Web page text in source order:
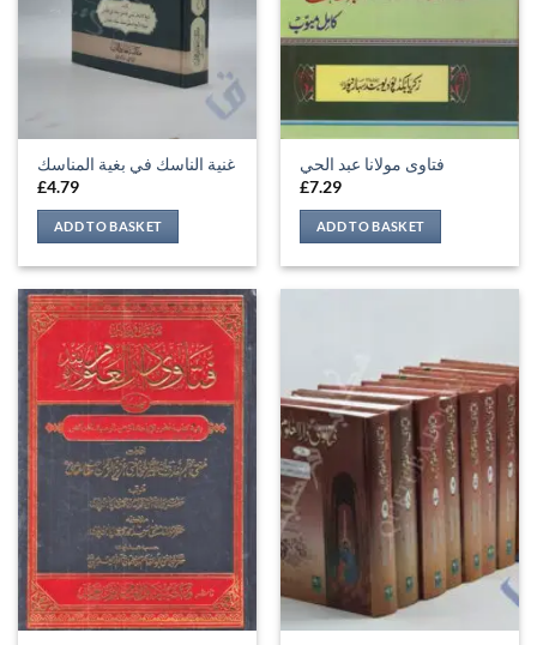
غنية الناسك في بغية المناسك
£4.79
ADD TO BASKET
فتاوى مولانا عبد الحي
£7.29
ADD TO BASKET